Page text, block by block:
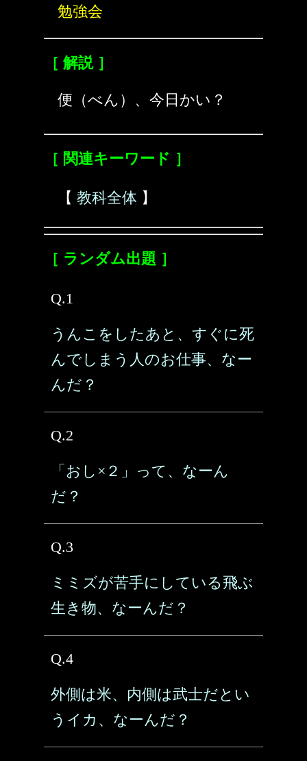
勉強会
［ 解説 ］
便（べん）、今日かい？
［ 関連キーワード ］
【 教科全体 】
［ ランダム出題 ］
Q.1
うんこをしたあと、すぐに死
んでしまう人のお仕事、なー
んだ？
Q.2
「おし×２」って、なーん
だ？
Q.3
ミミズが苦手にしている飛ぶ
生き物、なーんだ？
Q.4
外側は米、内側は武士だとい
うイカ、なーんだ？